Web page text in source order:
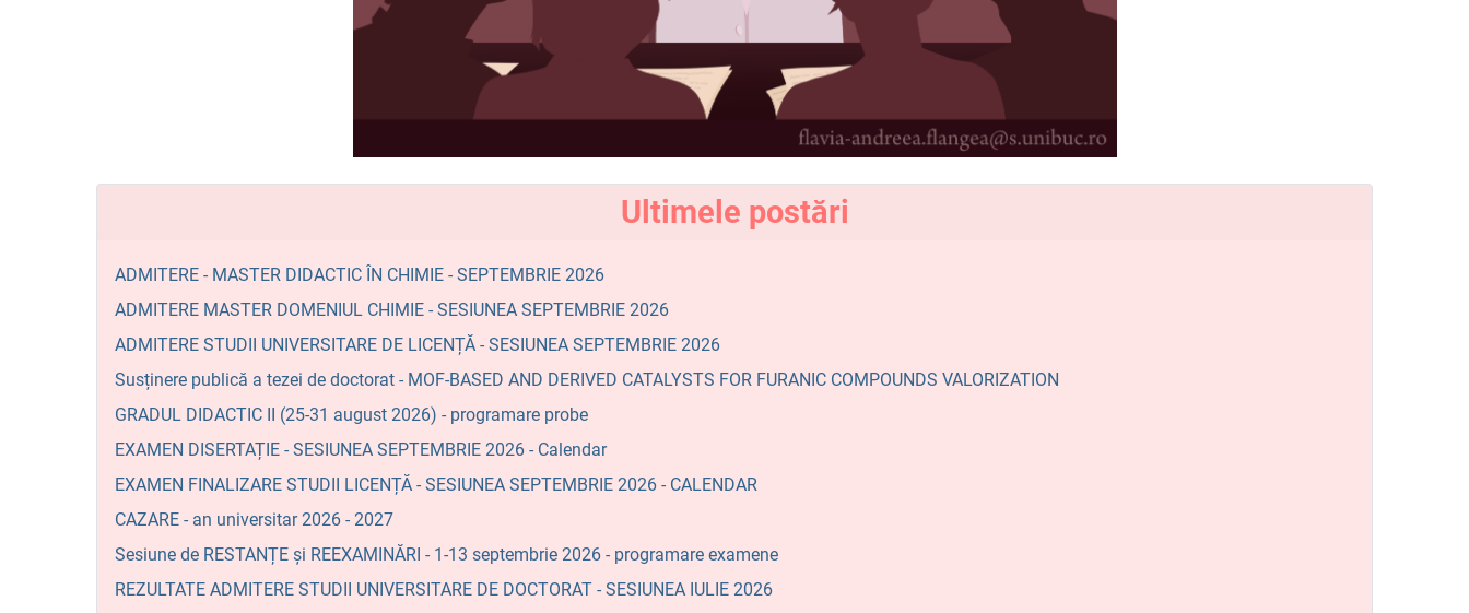
Ultimele postări
ADMITERE - MASTER DIDACTIC ÎN CHIMIE - SEPTEMBRIE 2026
ADMITERE MASTER DOMENIUL CHIMIE - SESIUNEA SEPTEMBRIE 2026
ADMITERE STUDII UNIVERSITARE DE LICENȚĂ - SESIUNEA SEPTEMBRIE 2026
Susținere publică a tezei de doctorat - MOF-BASED AND DERIVED CATALYSTS FOR FURANIC COMPOUNDS VALORIZATION
GRADUL DIDACTIC II (25-31 august 2026) - programare probe
EXAMEN DISERTAȚIE - SESIUNEA SEPTEMBRIE 2026 - Calendar
EXAMEN FINALIZARE STUDII LICENȚĂ - SESIUNEA SEPTEMBRIE 2026 - CALENDAR
CAZARE - an universitar 2026 - 2027
Sesiune de RESTANȚE și REEXAMINĂRI - 1-13 septembrie 2026 - programare examene
REZULTATE ADMITERE STUDII UNIVERSITARE DE DOCTORAT - SESIUNEA IULIE 2026